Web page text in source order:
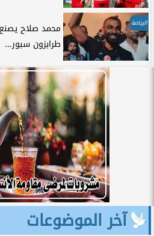
الرياضة
محمد صلاح
طرابزون سبور...
آخر الموضوعات